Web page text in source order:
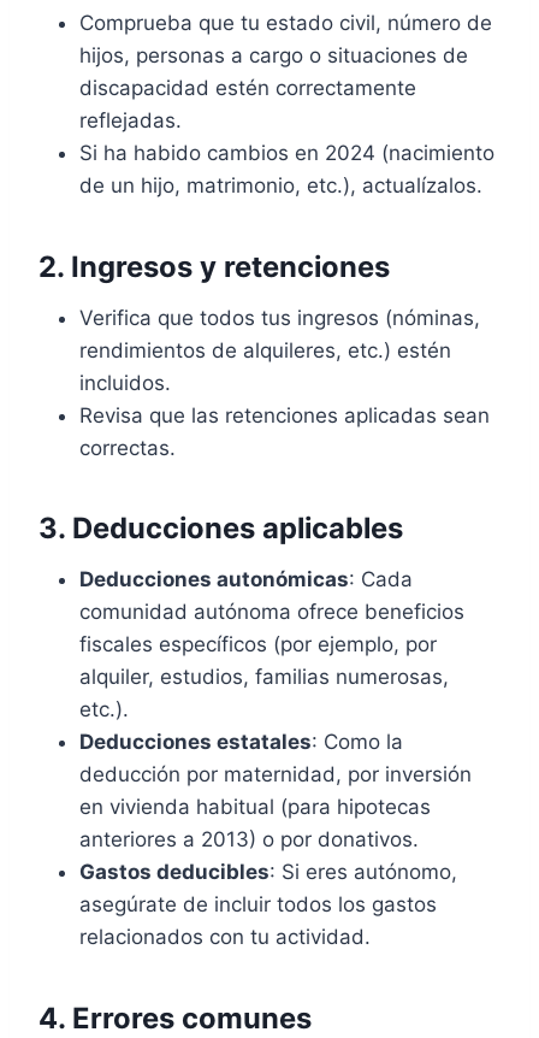
Comprueba que tu estado civil, número de
hijos, personas a cargo o situaciones de
discapacidad estén correctamente
reflejadas.
Si ha habido cambios en 2024 (nacimiento
de un hijo, matrimonio, etc.), actualízalos.
2. Ingresos y retenciones
Verifica que todos tus ingresos (nóminas,
rendimientos de alquileres, etc.) estén
incluidos.
Revisa que las retenciones aplicadas sean
correctas.
3. Deducciones aplicables
Deducciones autonómicas: Cada
comunidad autónoma ofrece beneficios
fiscales específicos (por ejemplo, por
alquiler, estudios, familias numerosas,
etc.).
Deducciones estatales: Como la
deducción por maternidad, por inversión
en vivienda habitual (para hipotecas
anteriores a 2013) o por donativos.
Gastos deducibles: Si eres autónomo,
asegúrate de incluir todos los gastos
relacionados con tu actividad.
4. Errores comunes